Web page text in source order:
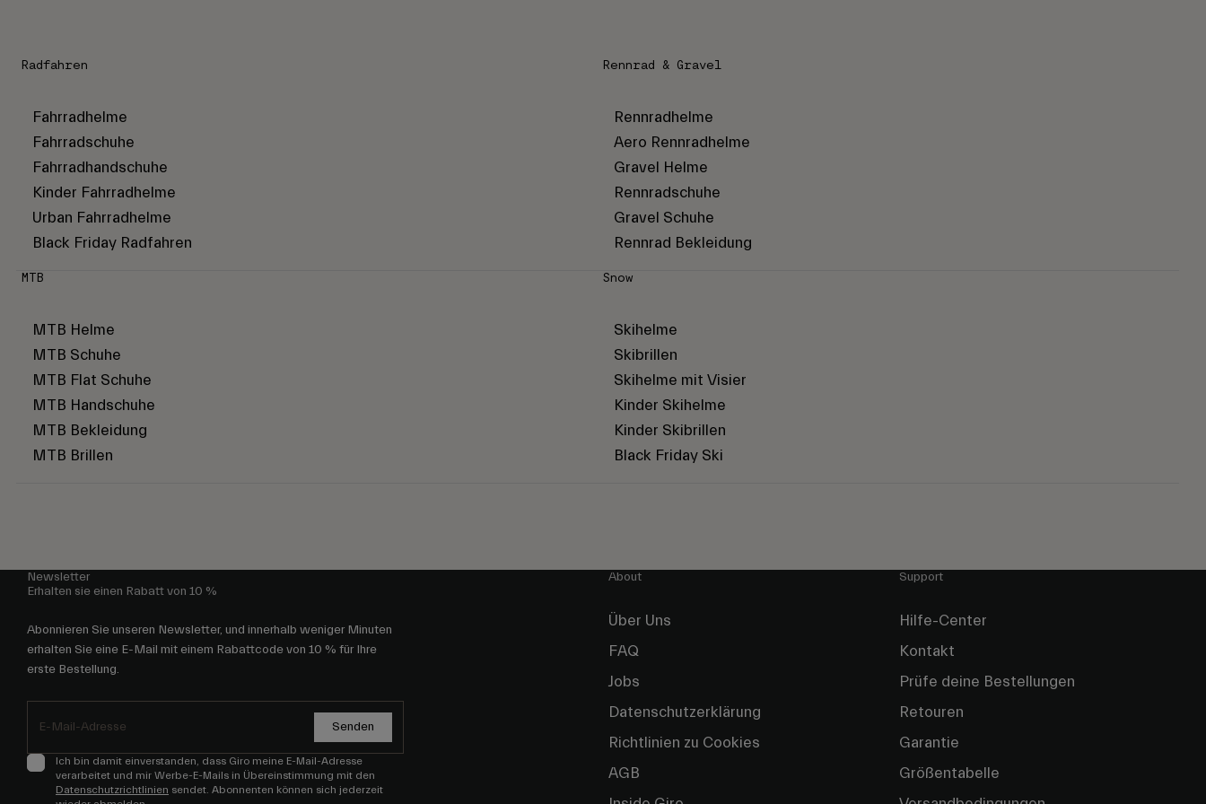
Radfahren
Fahrradhelme
Fahrradschuhe
Fahrradhandschuhe
Kinder Fahrradhelme
Urban Fahrradhelme
Black Friday Radfahren
Rennrad & Gravel
Rennradhelme
Aero Rennradhelme
Gravel Helme
Rennradschuhe
Gravel Schuhe
Rennrad Bekleidung
MTB
MTB Helme
MTB Schuhe
MTB Flat Schuhe
MTB Handschuhe
MTB Bekleidung
MTB Brillen
Snow
Skihelme
Skibrillen
Skihelme mit Visier
Kinder Skihelme
Kinder Skibrillen
Black Friday Ski
Newsletter
Erhalten sie einen Rabatt von 10 %
Abonnieren Sie unseren Newsletter, und innerhalb weniger Minuten
erhalten Sie eine E-Mail mit einem Rabattcode von 10 % für Ihre
erste Bestellung.
Senden
Ich bin damit einverstanden, dass Giro meine E-Mail-Adresse
verarbeitet und mir Werbe-E-Mails in Übereinstimmung mit den
Datenschutzrichtlinien sendet. Abonnenten können sich jederzeit
About
Über Uns
FAQ
Jobs
Datenschutzerklärung
Richtlinien zu Cookies
AGB
Support
Hilfe-Center
Kontakt
Prüfe deine Bestellungen
Retouren
Garantie
Größentabelle